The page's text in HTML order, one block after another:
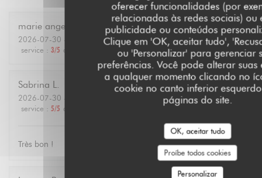
oferecer funcionalidades (por
relacionadas às redes sociais) ou
publicidade ou conteúdos
Clique em 'OK, aceitar tudo',
ou 'Personalizar' para gerenciar
preferências. Você pode alterar suas
a qualquer momento clicando no
cookie no canto inferior
páginas do site.
OK, aceitar tudo
Proíbe todos cookies
Personalizar
marie ange
2026-07-30 - 12:30 - guests 6
service : 3/5 ambience menu: 4/5 quality_price: 4/5
Sabrina L
2026-07-30 - 12:30 - guests 3
service : 5/5 ambience quality_price
Très bon !